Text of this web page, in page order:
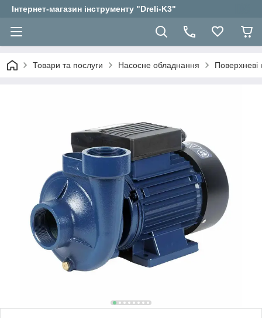
Інтернет-магазин інструменту "Dreli-K3"
Товари та послуги Насосне обладнання Поверхневі